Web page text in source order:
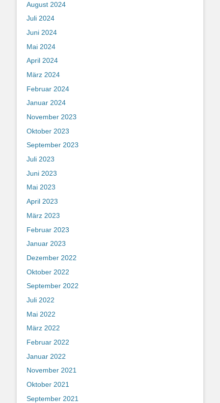
August 2024
Juli 2024
Juni 2024
Mai 2024
April 2024
März 2024
Februar 2024
Januar 2024
November 2023
Oktober 2023
September 2023
Juli 2023
Juni 2023
Mai 2023
April 2023
März 2023
Februar 2023
Januar 2023
Dezember 2022
Oktober 2022
September 2022
Juli 2022
Mai 2022
März 2022
Februar 2022
Januar 2022
November 2021
Oktober 2021
September 2021